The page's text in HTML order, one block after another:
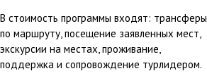
В стоимость программы входят: трансферы
по маршруту, посещение заявленных мест,
экскурсии на местах, проживание,
поддержка и сопровождение турлидером.